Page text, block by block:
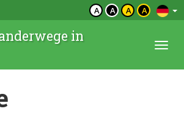
A A A A
in